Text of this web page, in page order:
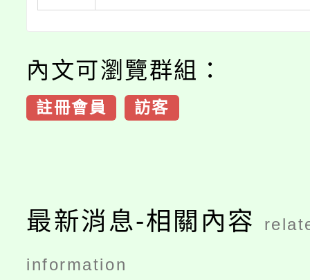
內文可瀏覽群組：
註冊會員 訪客
最新消息-相關內容
information